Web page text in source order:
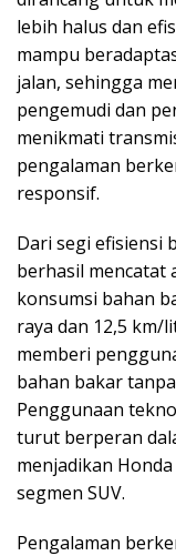
lebih halus dan
mampu
jalan, sehingga
pengemudi dan
menikmati
pengalaman
responsif.
Dari segi efisiensi
berhasil mencatat
konsumsi bahan
raya dan 12,5 km/
memberi
bahan bakar
Penggunaan
turut berperan
menjadikan
segmen SUV.
Pengalaman